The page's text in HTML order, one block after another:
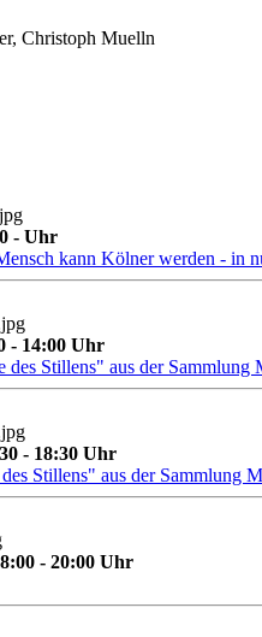
Christoph Muelln
- Uhr
kann Kölner werden - in
- 14:00 Uhr
Stillens" aus der Sammlung
- 18:30 Uhr
Stillens" aus der Sammlung
- 20:00 Uhr